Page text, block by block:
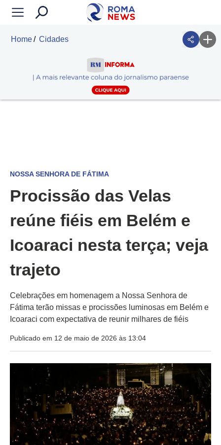
Home Cidades
NOSSA SENHORA DE FÁTIMA
Procissão das Velas
reúne fiéis em Belém e
Icoaraci nesta terça; veja
trajeto
Celebrações em homenagem a Nossa Senhora de
Fátima terão missas e procissões luminosas em Belém e
Icoaraci com expectativa de reunir milhares de fiéis
Publicado em 12 de maio de 2026 às 13:04